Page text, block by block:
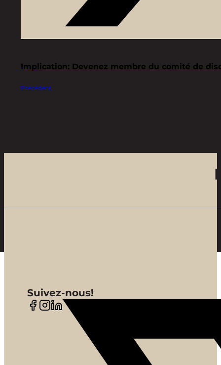
Précédent
Implication: Devenez membre du comité de
Suivez-nous!